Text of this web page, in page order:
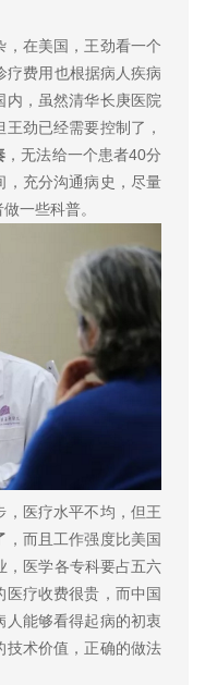
在美国，王劲看一个
疗费用也根据病人疾病
内，虽然清华长庚医院
劲已经需要控制了，
，无法给一个患者40分
，充分沟通病史，尽量
一些科普。
医疗水平不均，但王
，而且工作强度比美国
，医学各专科要占五六
疗收费很贵，而中国
人能够看得起病的初衷
技术价值，正确的做法